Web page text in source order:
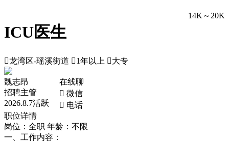
ICU医生
14K～20K
龙湾区-瑶溪街道 1年以上 大专
魏志昂
招聘主管
2026.8.7活跃
在线聊
 微信
 电话
职位详情
岗位：全职 年龄：不限
一、工作内容：